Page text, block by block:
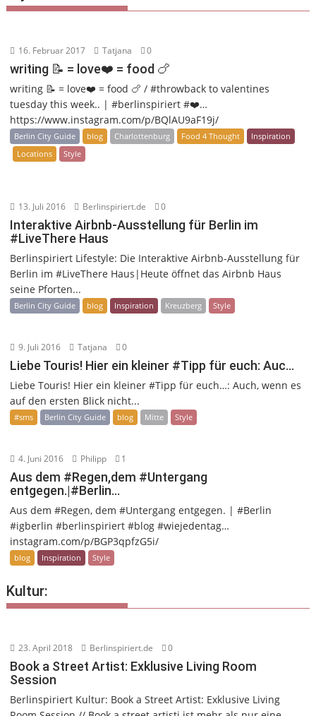
16. Februar 2017 Tatjana 0
writing 📝 = love❤️ = food 🍗
writing 📝 = love❤️ = food 🍗 / #throwback to valentines
tuesday this week.. | #berlinspiriert #❤️…
https://www.instagram.com/p/BQlAU9aF19j/
Berlin City Guide blog Charlottenburg Food 4 Thought
Inspiration
Locations
Style
13. Juli 2016 Berlinspiriert.de 0
Interaktive Airbnb-Ausstellung für Berlin im
#LiveThere Haus
Berlinspiriert Lifestyle: Die Interaktive Airbnb-Ausstellung für
Berlin im #LiveThere Haus|Heute öffnet das Airbnb Haus
seine Pforten...
Berlin City Guide blog Inspiration Kreuzberg Style
9. Juli 2016 Tatjana 0
Liebe Touris! Hier ein kleiner #Tipp für euch: Auc…
Liebe Touris! Hier ein kleiner #Tipp für euch…: Auch, wenn es
auf den ersten Blick nicht...
#sms Berlin City Guide blog Mitte Style
4. Juni 2016 Philipp 1
Aus dem #Regen,dem #Untergang
entgegen.|#Berlin…
Aus dem #Regen, dem #Untergang entgegen. | #Berlin
#igberlin #berlinspiriert #blog #wiejedentag…
instagram.com/p/BGP3qpfzG5i/
blog Inspiration Style
Kultur:
23. April 2018 Berlinspiriert.de 0
Book a Street Artist: Exklusive Living Room
Session
Berlinspiriert Kultur: Book a Street Artist: Exklusive Living